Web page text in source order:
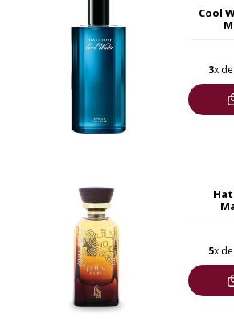
Cool
3x de
5x de